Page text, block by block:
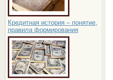
Кредитная история – понятие,
правила формирования